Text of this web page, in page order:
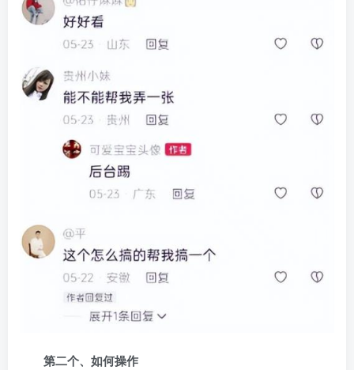
第二个、如何操作